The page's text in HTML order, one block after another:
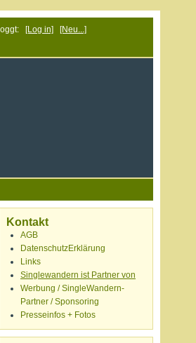
[Log in] [Neu...]
Kontakt
AGB
DatenschutzErklärung
Links
Singlewandern ist Partner von
Werbung / SingleWandern-
Partner / Sponsoring
Presseinfos + Fotos